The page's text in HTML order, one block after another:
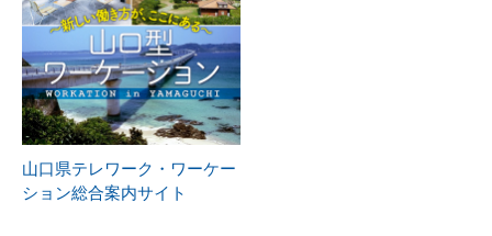
山口県テレワーク・ワーケー
ション総合案内サイト